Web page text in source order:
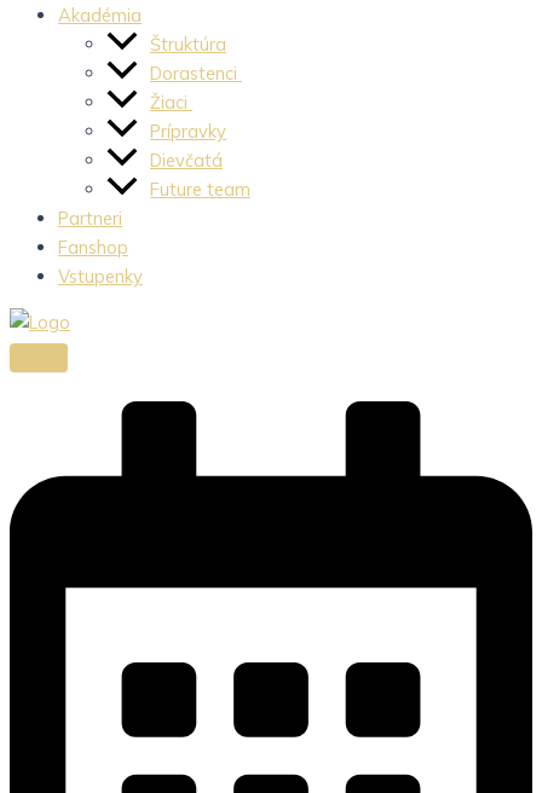
Akadémia
Štruktúra
Dorastenci
Žiaci
Prípravky
Dievčatá
Future team
Partneri
Fanshop
Vstupenky